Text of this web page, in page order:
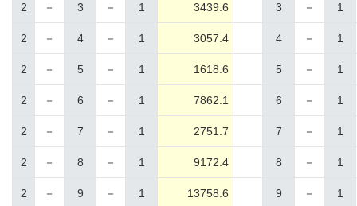
2 － 3 － 1 3439.6 3 － 1
2 － 4 － 1 3057.4 4 － 1
2 － 5 － 1 1618.6 5 － 1
2 － 6 － 1 7862.1 6 － 1
2 － 7 － 1 2751.7 7 － 1
2 － 8 － 1 9172.4 8 － 1
2 － 9 － 1 13758.6 9 － 1